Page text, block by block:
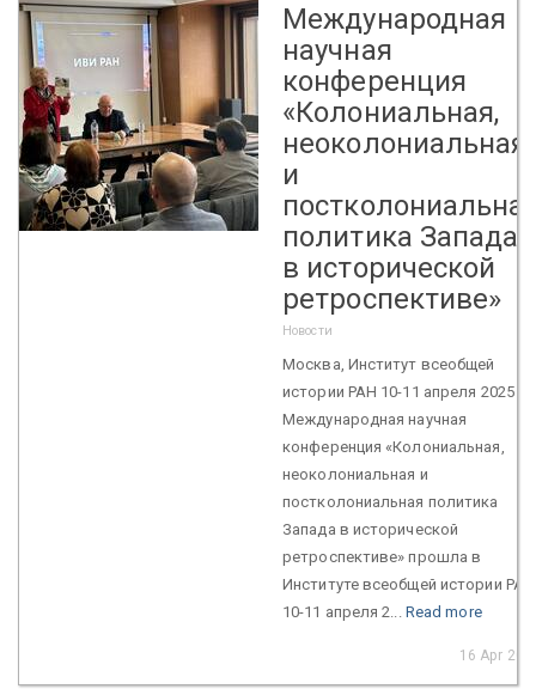
Международная
научная
конференция
«Колониальная,
неоколониальная
и
политика Запада
в исторической
ретроспективе»
Новости
Москва, Институт всеобщей
истории РАН 10-11 апреля 2025 г.
Международная научная
конференция «Колониальная,
неоколониальная и
постколониальная политика
Запада в исторической
ретроспективе» прошла в
Институте всеобщей истории РАН
10-11 апреля 2... Read more
16 Apr